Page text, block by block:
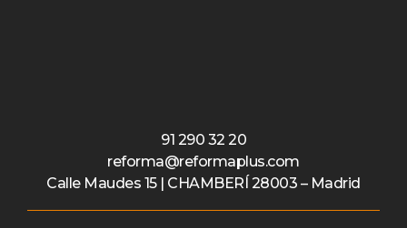
91 290 32 20
reforma@reformaplus.com
Calle Maudes 15 | CHAMBERÍ 28003 – Madrid